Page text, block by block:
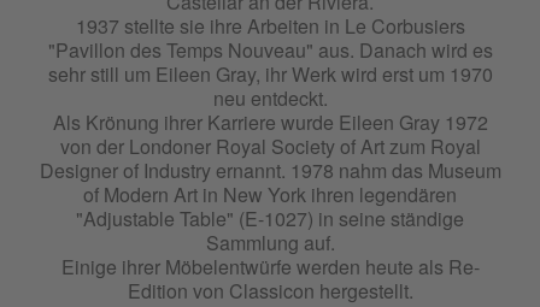
1937 stellte sie ihre Arbeiten in Le Corbusiers
"Pavillon des Temps Nouveau" aus. Danach wird es
sehr still um Eileen Gray, ihr Werk wird erst um 1970
neu entdeckt.
Als Krönung ihrer Karriere wurde Eileen Gray 1972
von der Londoner Royal Society of Art zum Royal
Designer of Industry ernannt. 1978 nahm das Museum
of Modern Art in New York ihren legendären
"Adjustable Table" (E-1027) in seine ständige
Sammlung auf.
Einige ihrer Möbelentwürfe werden heute als Re-
Edition von Classicon hergestellt.